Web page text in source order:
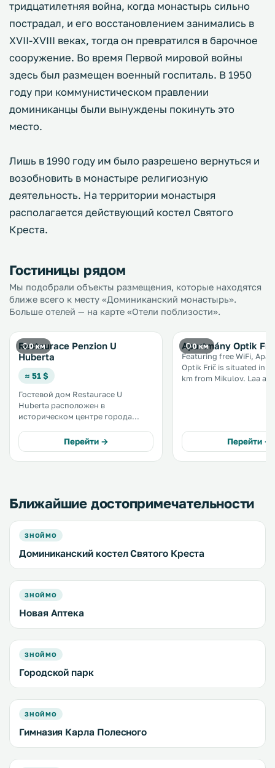
тридцатилетняя война, когда монастырь сильно
пострадал, и его восстановлением занимались в
XVII-XVIII веках, тогда он превратился в барочное
сооружение. Во время Первой мировой войны
здесь был размещен военный госпиталь. В 1950
году при коммунистическом правлении
доминиканцы были вынуждены покинуть это
место.
Лишь в 1990 году им было разрешено вернуться и
возобновить в монастыре религиозную
деятельность. На территории монастыря
располагается действующий костел Святого
Креста.
Гостиницы рядом
Мы подобрали объекты размещения, которые находятся
ближе всего к месту «Доминиканский монастырь».
Больше отелей — на карте «Отели поблизости».
0 км
Restaurace Penzion U
Huberta
≈ 51 $
Гостевой дом Restaurace U
Huberta расположен в
историческом центре города
готической церкви Святого
Николая. Здесь вы можете
попробовать традиционные блюда
Перейти →
0 км
Apartmány Optik
Featuring free WiFi,
Optik Frič is situated in
km from Mikulov. Laa an der Thaya
available. .
Перейти →
Ближайшие достопримечательности
ЗНОЙМО
Доминиканский костел Святого Креста
ЗНОЙМО
Новая Аптека
ЗНОЙМО
Городской парк
ЗНОЙМО
Гимназия Карла Полесного